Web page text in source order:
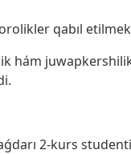
qabıl
hám
2-kurs studenti